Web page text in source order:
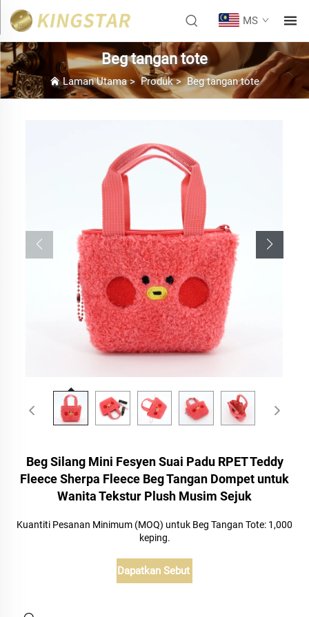
MS
Beg tangan tote
Laman Utama>Produk>Beg tangan tote
Beg Silang Mini Fesyen Suai Padu RPET Teddy
Fleece Sherpa Fleece Beg Tangan Dompet untuk
Wanita Tekstur Plush Musim Sejuk
Kuantiti Pesanan Minimum (MOQ) untuk Beg Tangan Tote: 1,000
keping.
Dapatkan Sebut Harga